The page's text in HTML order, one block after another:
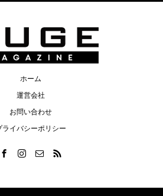
ホーム
運営会社
お問い合わせ
ライバシーポリシー